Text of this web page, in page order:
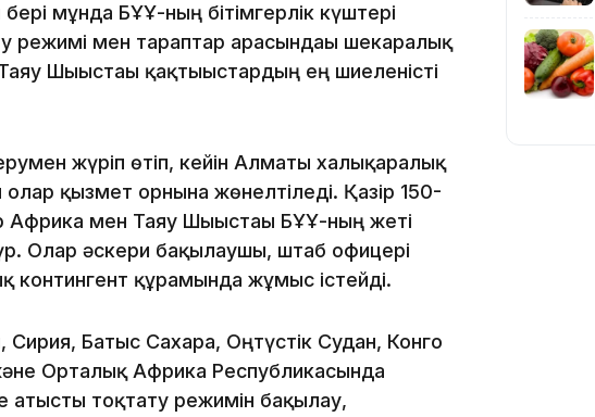
мұнда БҰҰ-ның бітімгерлік күштері
режимі мен тараптар арасындағы шекаралық
Шығыстағы қақтығыстардың ең шиеленісті
жүріп өтіп, кейін Алматы халықаралық
қызмет орнына жөнелтіледі. Қазір 150-
Африка мен Таяу Шығыстағы БҰҰ-ның жеті
Олар әскери бақылаушы, штаб офицері
контингент құрамында жұмыс істейді.
Сирия, Батыс Сахара, Оңтүстік Судан, Конго
Орталық Африка Республикасында
атысты тоқтату режимін бақылау,
11:23